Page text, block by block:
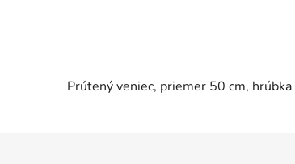
Prútený veniec, priemer 50 cm, hrúbka